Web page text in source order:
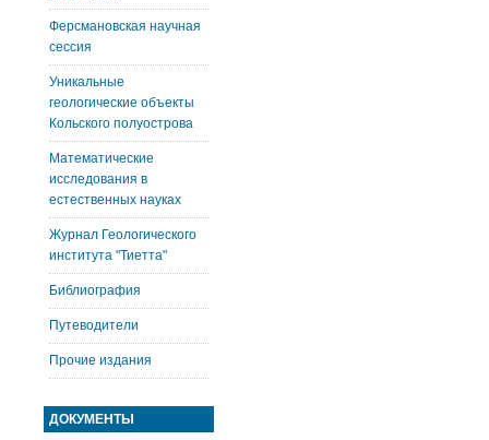
Ферсмановская научная
сессия
Уникальные
геологические объекты
Кольского полуострова
Математические
исследования в
естественных науках
Журнал Геологического
института "Тиетта"
Библиография
Путеводители
Прочие издания
ДОКУМЕНТЫ